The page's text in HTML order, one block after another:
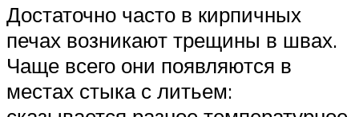
Достаточно часто в кирпичных
печах возникают трещины в швах.
Чаще всего они появляются в
местах стыка с литьем: